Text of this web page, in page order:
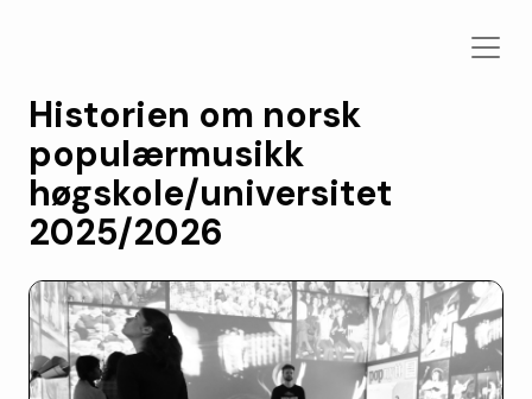
Historien om norsk
populærmusikk
høgskole/universitet
2025/2026